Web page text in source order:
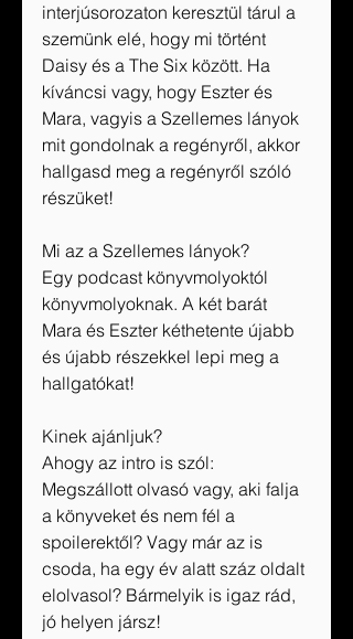
interjúsorozaton keresztül tárul a
szemünk elé, hogy mi történt
Daisy és a The Six között. Ha
kíváncsi vagy, hogy Eszter és
Mara, vagyis a Szellemes lányok
mit gondolnak a regényről, akkor
hallgasd meg a regényről szóló
részüket!
Mi az a Szellemes lányok?
Egy podcast könyvmolyoktól
könyvmolyoknak. A két barát
Mara és Eszter kéthetente újabb
és újabb részekkel lepi meg a
hallgatókat!
Kinek ajánljuk?
Ahogy az intro is szól:
Megszállott olvasó vagy, aki falja
a könyveket és nem fél a
spoilerektől? Vagy már az is
csoda, ha egy év alatt száz oldalt
elolvasol? Bármelyik is igaz rád,
jó helyen jársz!